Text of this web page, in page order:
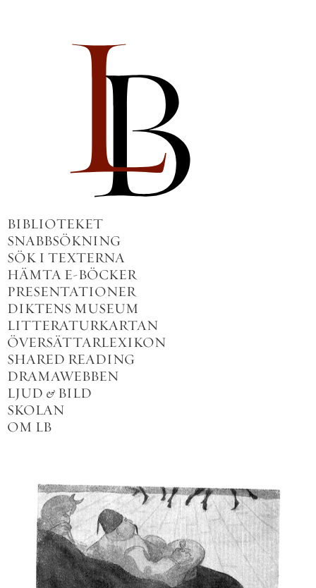
BIBLIOTEKET
SNABBSÖKNING
SÖK I TEXTERNA
HÄMTA E-BÖCKER
PRESENTATIONER
DIKTENS MUSEUM
LITTERATURKARTAN
ÖVERSÄTTARLEXIKON
SHARED READING
DRAMAWEBBEN
LJUD & BILD
SKOLAN
OM LB